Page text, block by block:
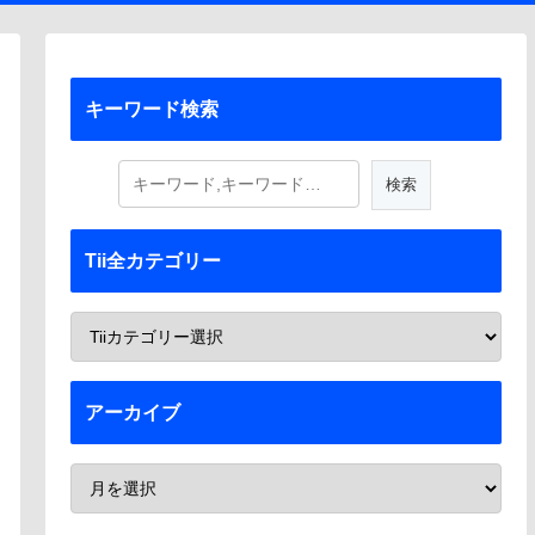
キーワード検索
Tii全カテゴリー
アーカイブ